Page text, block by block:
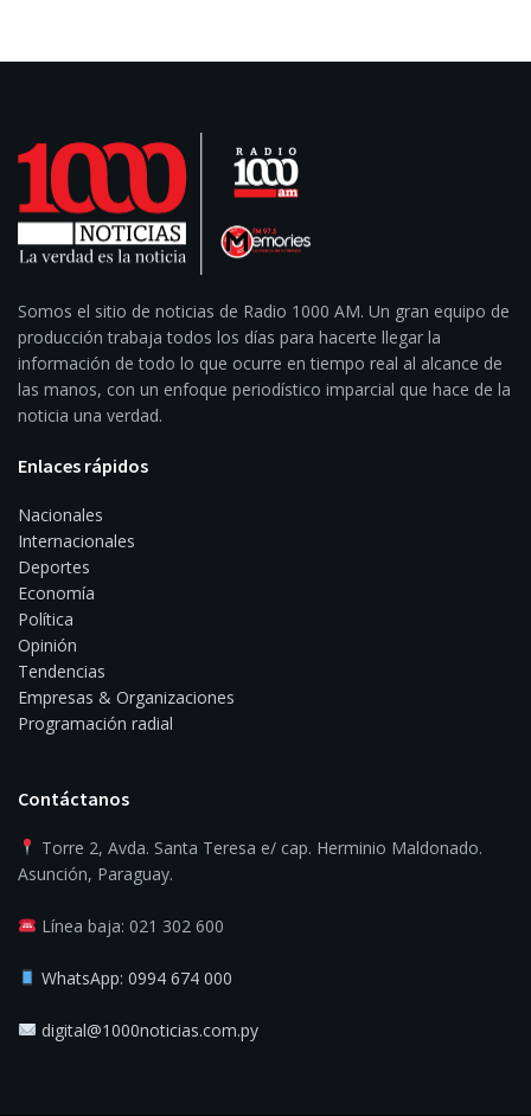
Somos el sitio de noticias de Radio 1000 AM. Un gran equipo de
producción trabaja todos los días para hacerte llegar la
información de todo lo que ocurre en tiempo real al alcance de
las manos, con un enfoque periodístico imparcial que hace de la
noticia una verdad.
Enlaces rápidos
Nacionales
Internacionales
Deportes
Economía
Política
Opinión
Tendencias
Empresas & Organizaciones
Programación radial
Contáctanos
Torre 2, Avda. Santa Teresa e/ cap. Herminio Maldonado.
Asunción, Paraguay.
Línea baja: 021 302 600
WhatsApp: 0994 674 000
digital@1000noticias.com.py